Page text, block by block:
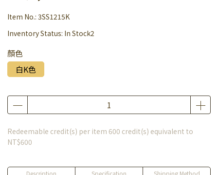
Item No.: 3SS1215K
Inventory Status: In Stock2
顏色
白K色
Redeemable credit(s) per item 600 credit(s) equivalent to
NT$600
Description Specification Shipping Method